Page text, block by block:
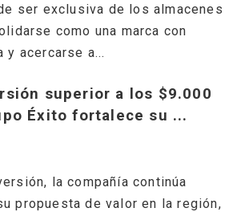
ser exclusiva de los almacenes
como una marca con
y acercarse a...
superior a los $9.000
Éxito fortalece su ...
la compañía continúa
propuesta de valor en la región,